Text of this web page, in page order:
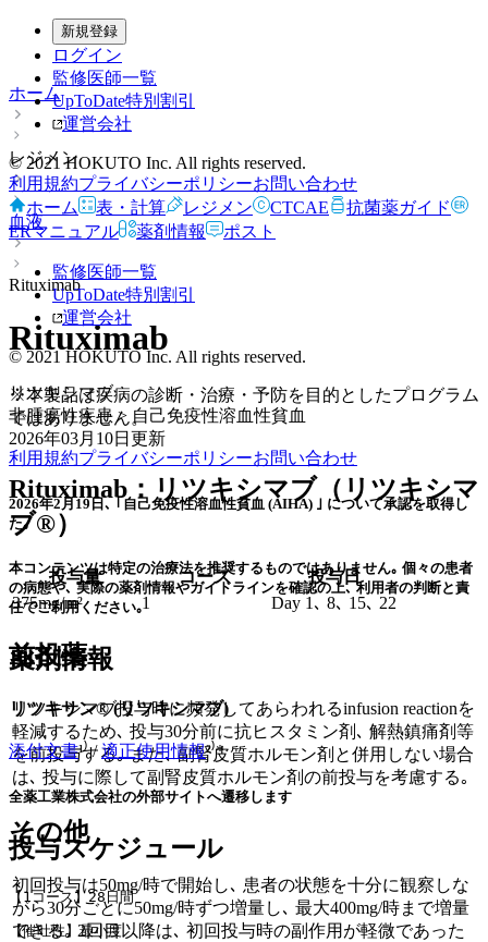
新規登録
ログイン
監修医師一覧
UpToDate特別割引
運営会社
© 2021 HOKUTO Inc. All rights reserved.
利用規約プライバシーポリシーお問い合わせ
ホーム
表・計算 レジメン CTCAE
抗菌薬ガイド
ERマニュアル
薬剤情報 ポスト
監修医師一覧
UpToDate特別割引
運営会社
© 2021 HOKUTO Inc. All rights reserved.
※本製品は疾病の診断・治療・予防を目的としたプログラム
ではありません。
利用規約プライバシーポリシーお問い合わせ
2026年2月19日､ ｢自己免疫性溶血性貧血 (AIHA) ｣ について承認を取得し
た｡
本コンテンツは特定の治療法を推奨するものではありません｡ 個々の患者
の病態や､ 実際の薬剤情報やガイドラインを確認の上､ 利用者の判断と責
任でご利用ください｡
薬剤情報
リツキサン® (リツキシマブ)
添付文書¹⁾ /適正使用情報²⁾*
全薬工業株式会社の外部サイトへ遷移します
投与スケジュール
【1コース】28日間
【催吐性】最小度
ホーム
レジメン
血液
Rituximab
Rituximab
リツキシマブ
非腫瘍性疾患 > 自己免疫性溶血性貧血
2026年03月10日 更新
Rituximab：リツキシマブ（リツキシマ
ブ®）
投与量 コース
投与日
375mg/m²
1 Day 1､ 8､ 15､ 22
前投薬
リツキシマブ投与時に頻発してあらわれるinfusion reactionを
軽減するため､ 投与30分前に抗ヒスタミン剤､ 解熱鎮痛剤等
を前投与する｡ また､ 副腎皮質ホルモン剤と併用しない場合
は､ 投与に際して副腎皮質ホルモン剤の前投与を考慮する｡
その他
初回投与は50mg/時で開始し､ 患者の状態を十分に観察しな
がら30分ごとに50mg/時ずつ増量し､ 最大400mg/時まで増量
できる｡ 2回目以降は､ 初回投与時の副作用が軽微であった